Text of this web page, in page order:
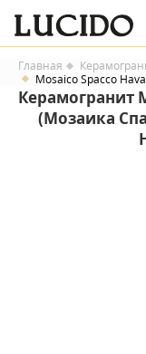
Главная
Mosaico Spacco
Керамогранит
(Мозаика